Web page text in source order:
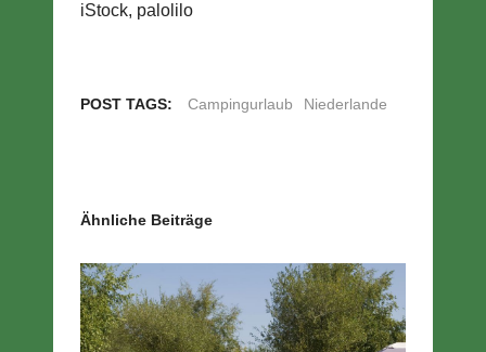
iStock, palolilo
POST TAGS: Campingurlaub Niederlande
Ähnliche Beiträge